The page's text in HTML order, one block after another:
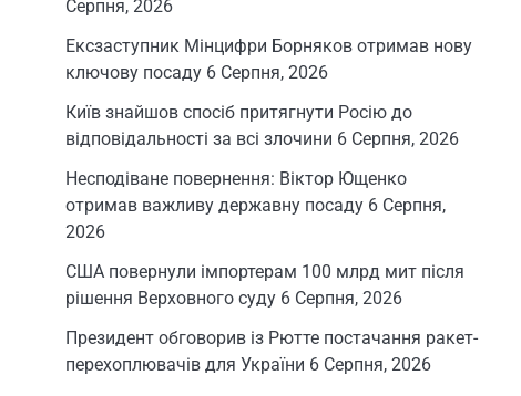
Серпня, 2026
Ексзаступник Мінцифри Борняков отримав нову
ключову посаду 6 Серпня, 2026
Київ знайшов спосіб притягнути Росію до
відповідальності за всі злочини 6 Серпня, 2026
Несподіване повернення: Віктор Ющенко
отримав важливу державну посаду 6 Серпня,
2026
США повернули імпортерам 100 млрд мит після
рішення Верховного суду 6 Серпня, 2026
Президент обговорив із Рютте постачання ракет-
перехоплювачів для України 6 Серпня, 2026